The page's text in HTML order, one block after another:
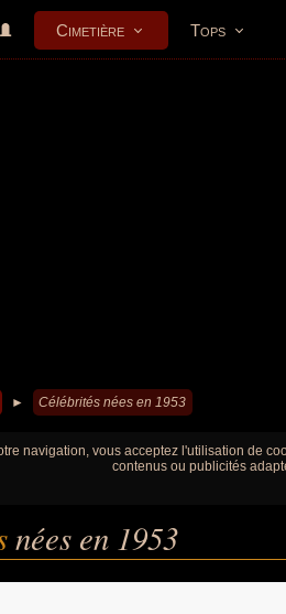
Cimetière Tops
► Célébrités nées en 1953
navigation, vous acceptez l'utilisation de
contenus ou publicités
nées en 1953